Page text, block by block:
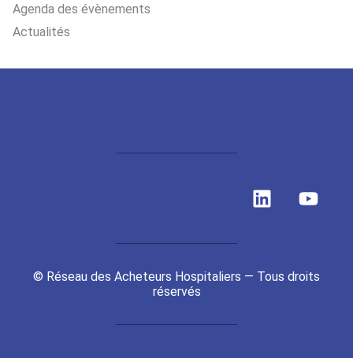
Agenda des évènements
Actualités
L
i
e
d
Y
o
u
b
© Réseau des Acheteurs Hospitaliers — Tous droits
réservés